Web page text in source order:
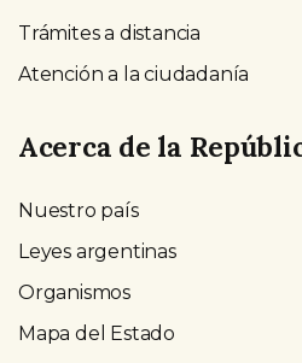
Trámites a distancia
Atención a la ciudadanía
Acerca de la
Nuestro país
Leyes argentinas
Organismos
Mapa del Estado